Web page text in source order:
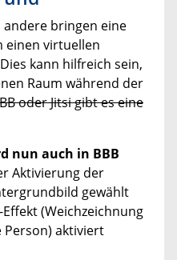
bringen eine
einen virtuellen
kann hilfreich sein,
Raum während der
oder Jitsi gibt es eine
nun auch in BBB
Aktivierung der
gewählt
(Weichzeichnung
aktiviert